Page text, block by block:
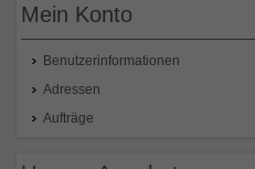
Mein Konto
Benutzerinformationen
Adressen
Aufträge